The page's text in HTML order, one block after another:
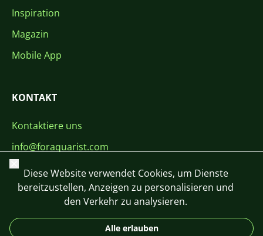
Inspiration
Magazin
Mobile App
KONTAKT
Kontaktiere uns
info@foraquarist.com
+420 603 449 602
Schließen
Diese Website verwendet Cookies, um Dienste
bereitzustellen, Anzeigen zu personalisieren und
den Verkehr zu analysieren.
Alle erlauben